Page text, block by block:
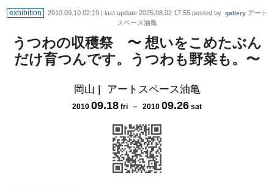
exhibition 2010.09.10 02:19| last update 2025.08.02 17:55posted by gallery アート
スペース油亀
うつわの収穫祭 〜 想いをこめたぶん
だけ育つんです。うつわも野菜も。〜
岡山 | アートスペース油亀
2010 09.18 fri － 2010 09.26 sat